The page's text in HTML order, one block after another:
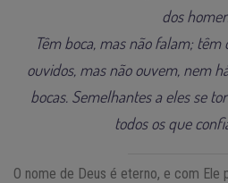
dos
Têm boca, mas não falam; têm
ouvidos, mas não ouvem, nem
bocas. Semelhantes a eles se
todos os que
O nome de Deus é eterno, e com Ele